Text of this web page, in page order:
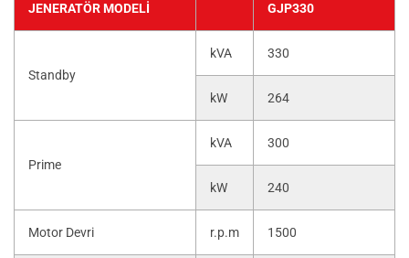
JENERATÖR MODELI GJP330
Standby
kVA 330
kW 264
Prime
kVA 300
kW 240
Motor Devri r.p.m 1500